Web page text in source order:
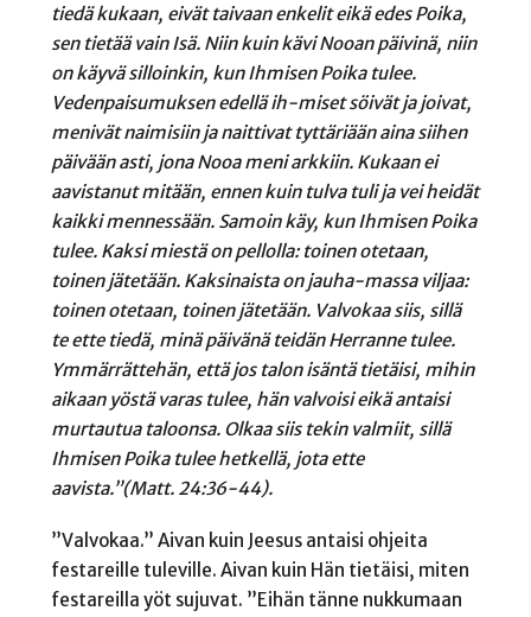
tiedä kukaan, eivät taivaan enkelit eikä edes Poika,
sen tietää vain Isä. Niin kuin kävi Nooan päivinä, niin
on käyvä silloinkin, kun Ihmisen Poika tulee.
Vedenpaisumuksen edellä ih-miset söivät ja joivat,
menivät naimisiin ja naittivat tyttäriään aina siihen
päivään asti, jona Nooa meni arkkiin. Kukaan ei
aavistanut mitään, ennen kuin tulva tuli ja vei heidät
kaikki mennessään. Samoin käy, kun Ihmisen Poika
tulee. Kaksi miestä on pellolla: toinen otetaan,
toinen jätetään. Kaksinaista on jauha-massa viljaa:
toinen otetaan, toinen jätetään. Valvokaa siis, sillä
te ette tiedä, minä päivänä teidän Herranne tulee.
Ymmärrättehän, että jos talon isäntä tietäisi, mihin
aikaan yöstä varas tulee, hän valvoisi eikä antaisi
murtautua taloonsa. Olkaa siis tekin valmiit, sillä
Ihmisen Poika tulee hetkellä, jota ette
aavista.”(Matt. 24:36-44).
”Valvokaa.” Aivan kuin Jeesus antaisi ohjeita
festareille tuleville. Aivan kuin Hän tietäisi, miten
festareilla yöt sujuvat. ”Eihän tänne nukkumaan